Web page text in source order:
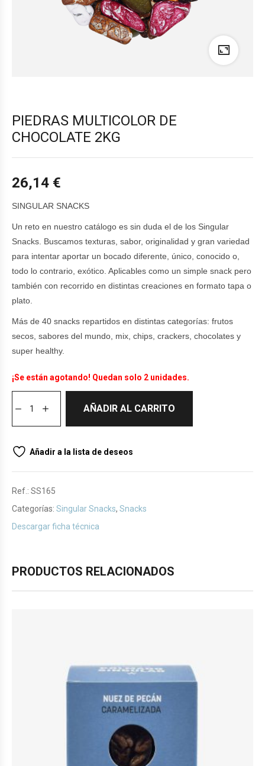
PIEDRAS MULTICOLOR DE
CHOCOLATE 2KG
26,14 €
SINGULAR SNACKS
Un reto en nuestro catálogo es sin duda el de los Singular
Snacks. Buscamos texturas, sabor, originalidad y gran variedad
para intentar aportar un bocado diferente, único, conocido o,
todo lo contrario, exótico. Aplicables como un simple snack pero
también con recorrido en distintas creaciones en formato tapa o
plato.
Más de 40 snacks repartidos en distintas categorías: frutos
secos, sabores del mundo, mix, chips, crackers, chocolates y
super healthy.
¡Se están agotando! Quedan solo 2 unidades.
AÑADIR AL CARRITO
Añadir a la lista de deseos
Ref.: SS165
Categorías: Singular Snacks, Snacks
Descargar ficha técnica
PRODUCTOS RELACIONADOS